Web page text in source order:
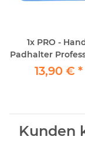
1x PRO -
Padhalter
ca 10x25
13,90 € *
Kunden